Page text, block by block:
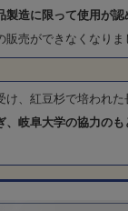
製造に限って使用が認
売ができなくなりま
け、紅豆杉で培われ
、岐阜大学の協力のも